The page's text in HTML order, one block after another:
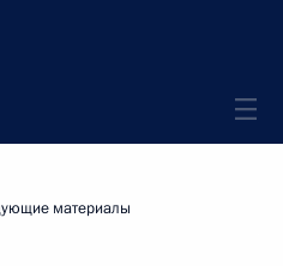
материалы